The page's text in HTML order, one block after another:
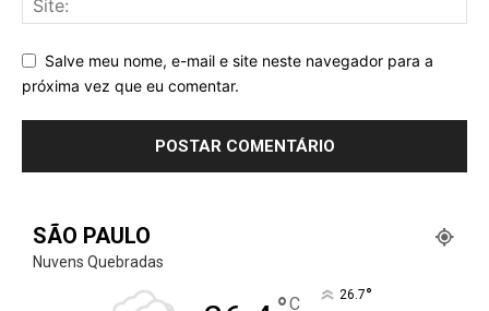
Salve meu nome, e-mail e site neste navegador para a
próxima vez que eu comentar.
SÃO PAULO
Nuvens Quebradas
C 26.7°